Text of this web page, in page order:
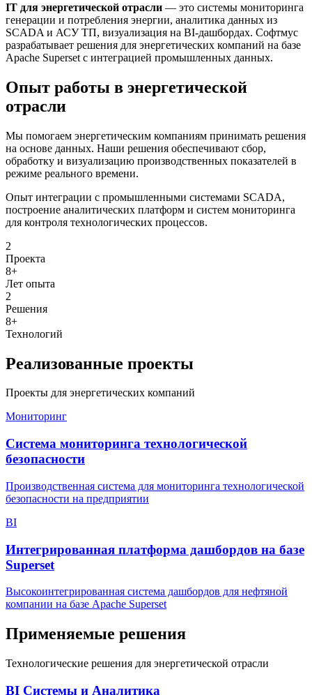
IT для энергетической отрасли — это системы мониторинга
генерации и потребления энергии, аналитика данных из
SCADA и АСУ ТП, визуализация на BI-дашбордах. Софтмус
разрабатывает решения для энергетических компаний на базе
Apache Superset с интеграцией промышленных данных.
Опыт работы в энергетической
отрасли
Мы помогаем энергетическим компаниям принимать решения
на основе данных. Наши решения обеспечивают сбор,
обработку и визуализацию производственных показателей в
режиме реального времени.
Опыт интеграции с промышленными системами SCADA,
построение аналитических платформ и систем мониторинга
для контроля технологических процессов.
2
Проекта
8+
Лет опыта
2
Решения
8+
Технологий
Реализованные проекты
Проекты для энергетических компаний
Мониторинг
Система мониторинга технологической
безопасности
Производственная система для мониторинга технологической
безопасности на предприятии
BI
Интегрированная платформа дашбордов на базе
Superset
Высокоинтегрированная система дашбордов для нефтяной
компании на базе Apache Superset
Применяемые решения
Технологические решения для энергетической отрасли
BI Системы и Аналитика